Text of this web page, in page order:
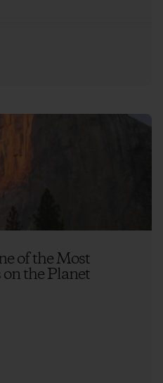
of the Most
on the Planet